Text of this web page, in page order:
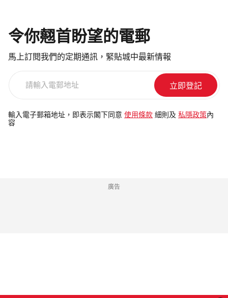
令你翹首盼望的電郵
馬上訂閱我們的定期通訊，緊貼城中最新情報
電
郵
輸入電子郵箱地址，即表示閣下同意 使用條款 細則及 私隱政策內
容
廣告